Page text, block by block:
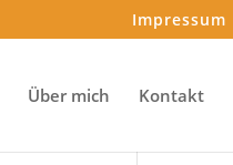
Impressum
Über mich Kontakt